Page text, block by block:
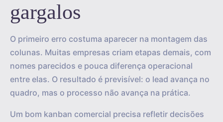
gargalos
O primeiro erro costuma aparecer na montagem das
colunas. Muitas empresas criam etapas demais, com
nomes parecidos e pouca diferença operacional
entre elas. O resultado é previsível: o lead avança no
quadro, mas o processo não avança na prática.
Um bom kanban comercial precisa refletir decisões